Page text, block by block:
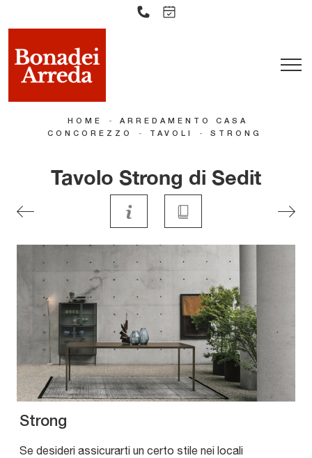
HOME -
ARREDAMENTO CASA
CONCOREZZO
- TAVOLI - STRONG
Tavolo Strong di Sedit
Strong
Se desideri assicurarti un certo stile nei locali